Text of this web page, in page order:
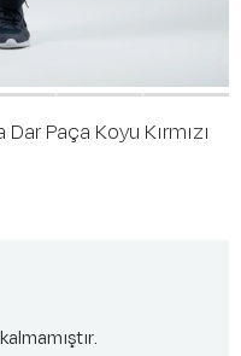
Paça Koyu Kırmızı